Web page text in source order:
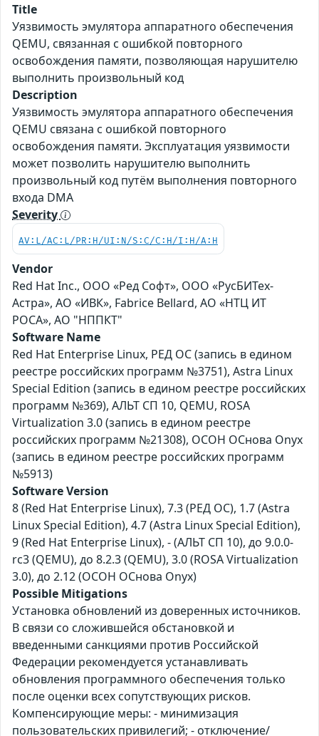
Title
Уязвимость эмулятора аппаратного обеспечения
QEMU, связанная с ошибкой повторного
освобождения памяти, позволяющая нарушителю
выполнить произвольный код
Description
Уязвимость эмулятора аппаратного обеспечения
QEMU связана с ошибкой повторного
освобождения памяти. Эксплуатация уязвимости
может позволить нарушителю выполнить
произвольный код путём выполнения повторного
входа DMA
Severity
AV:L/AC:L/PR:H/UI:N/S:C/C:H/I:H/A:H
Vendor
Red Hat Inc., ООО «Ред Софт», ООО «РусБИТех-
Астра», АО «ИВК», Fabrice Bellard, АО «НТЦ ИТ
РОСА», АО "НППКТ"
Software Name
Red Hat Enterprise Linux, РЕД ОС (запись в едином
реестре российских программ №3751), Astra Linux
Special Edition (запись в едином реестре российских
программ №369), АЛЬТ СП 10, QEMU, ROSA
Virtualization 3.0 (запись в едином реестре
российских программ №21308), ОСОН ОСнова Оnyx
(запись в едином реестре российских программ
№5913)
Software Version
8 (Red Hat Enterprise Linux), 7.3 (РЕД ОС), 1.7 (Astra
Linux Special Edition), 4.7 (Astra Linux Special Edition),
9 (Red Hat Enterprise Linux), - (АЛЬТ СП 10), до 9.0.0-
rc3 (QEMU), до 8.2.3 (QEMU), 3.0 (ROSA Virtualization
3.0), до 2.12 (ОСОН ОСнова Оnyx)
Possible Mitigations
Установка обновлений из доверенных источников.
В связи со сложившейся обстановкой и
введенными санкциями против Российской
Федерации рекомендуется устанавливать
обновления программного обеспечения только
после оценки всех сопутствующих рисков.
Компенсирующие меры: - минимизация
пользовательских привилегий; - отключение/